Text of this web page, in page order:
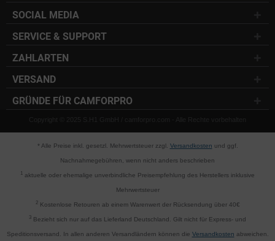
SOCIAL MEDIA
SERVICE & SUPPORT
ZAHLARTEN
VERSAND
GRÜNDE FÜR CAMFORPRO
Copyright © 2025 S.H1 GmbH / camforpro.com - Alle Rechte vorbehalten
* Alle Preise inkl. gesetzl. Mehrwertsteuer zzgl. Versandkosten und ggf.
Nachnahmegebühren, wenn nicht anders beschrieben
aktuelle oder ehemalige unverbindliche Preisempfehlung des Herstellers inklusive
Mehrwertsteuer
2Kostenlose Retouren ab einem Warenwert der Rücksendung über 40€
3 Bezieht sich nur auf das Lieferland Deutschland. Gilt nicht für Express- und
Speditionsversand. In allen anderen Versandländern können die Versandkosten abweichen.